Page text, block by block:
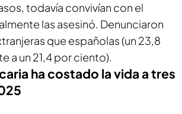
todavía convivían con el
las asesinó. Denunciaron
que españolas (un 23,8
a un 21,4 por ciento).
ha costado la vida a tres